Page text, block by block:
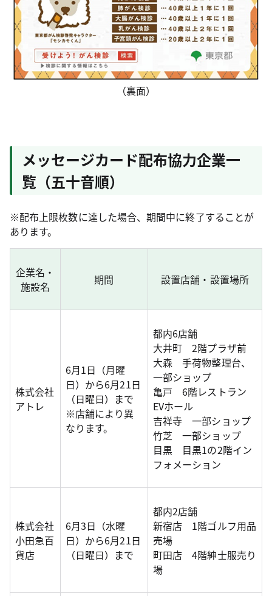
（裏面）
メッセージカード配布協力企業一
覧（五十音順）
※配布上限枚数に達した場合、期間中に終了することが
あります。
企業名・
施設名
期間 設置店舗・設置場所
株式会社
アトレ
6月1日（月曜
日）から6月21日
（日曜日）まで
※店舗により異
なります。
都内6店舗
大井町 2階プラザ前
大森 手荷物整理台、
一部ショップ
亀戸 6階レストラン
EVホール
吉祥寺 一部ショップ
竹芝 一部ショップ
目黒 目黒1の2階イン
フォメーション
株式会社
小田急百
貨店
6月3日（水曜
日）から6月21日
（日曜日）まで
都内2店舗
新宿店 1階ゴルフ用品
売場
町田店 4階紳士服売り
場